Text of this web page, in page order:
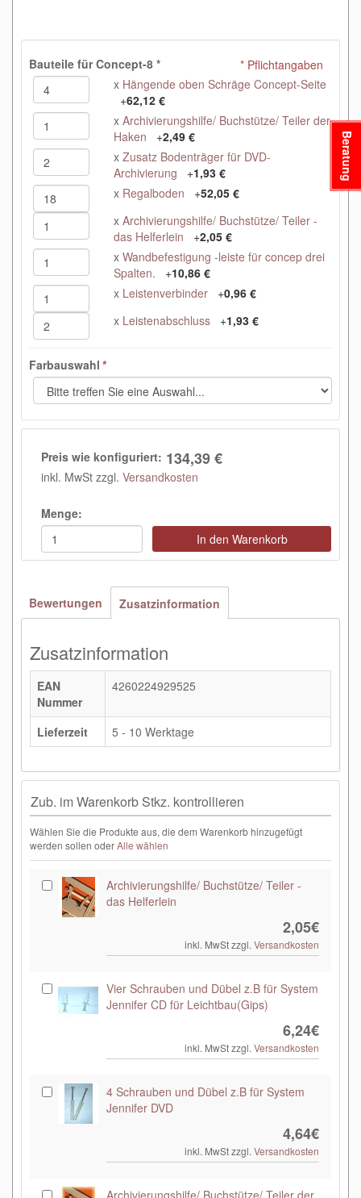
Bauteile für Concept-8 *
x Hängende oben Schräge Concept-Seite
+62,12 €
xArchivierungshilfe/ Buchstütze/ Teiler der
Haken
+2,49 €
xZusatz Bodenträger für DVD-
Archivierung
+1,93 €
x Regalboden +52,05 €
xArchivierungshilfe/ Buchstütze/ Teiler -
das Helferlein
+2,05 €
xWandbefestigung -leiste für concep drei
Spalten.
+10,86 €
x Leistenverbinder +0,96 €
x Leistenabschluss +1,93 €
Farbauswahl *
* Pflichtangaben
Preis wie konfiguriert: 134,39 €
inkl. MwSt zzgl. Versandkosten
Menge:
In den Warenkorb
Bewertungen Zusatzinformation
Zusatzinformation
EAN
Nummer
4260224929525
Lieferzeit 5 - 10 Werktage
Zub. im Warenkorb Stkz. kontrollieren
Wählen Sie die Produkte aus, die dem Warenkorb hinzugefügt
werden sollen oderAlle wählen
Archivierungshilfe/ Buchstütze/ Teiler -
das Helferlein
2,05€
inkl. MwSt zzgl.Versandkosten
Vier Schrauben und Dübel z.B für System
Jennifer CD für Leichtbau(Gips)
6,24€
inkl. MwSt zzgl.Versandkosten
4 Schrauben und Dübel z.B für System
Jennifer DVD
4,64€
inkl. MwSt zzgl.Versandkosten
Beratung